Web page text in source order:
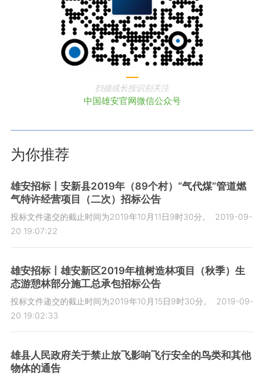
扫描或长按识别关注
中国雄安官网微信公众号
为你推荐
雄安招标丨安新县2019年（89个村）“气代煤”管道燃
气特许经营项目（二次）招标公告
投标文件递交的截止时间为2019年10月11日9时30分。
2019-09-
20 19:07:22
雄安招标丨雄安新区2019年植树造林项目（秋季）生
态游憩林部分施工总承包招标公告
投标文件递交的截止时间为2019年10月15日9时30分。
2019-09-
20 19:02:33
雄县人民政府关于禁止放飞影响飞行安全的鸟类和其他
物体的通告